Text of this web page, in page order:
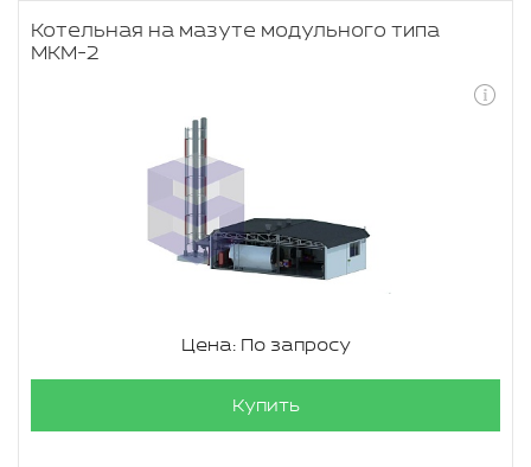
Котельная на мазуте модульного типа
МКМ-2
Цена: По запросу
Купить